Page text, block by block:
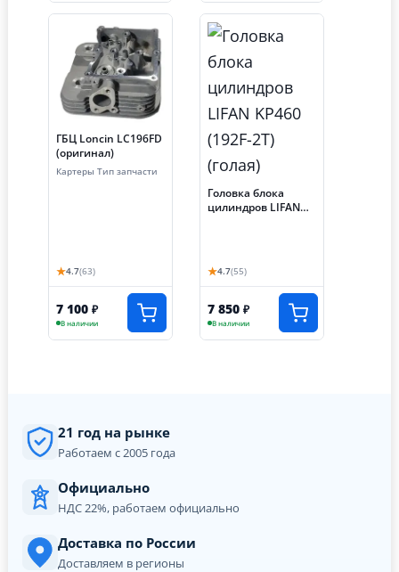
ГБЦ Loncin LC196FD
(оригинал)
Картеры Тип запчасти
★4.7(63)
7 100 ₽
В наличии
Головка блока
цилиндров LIFAN
★4.7(55)
7 850 ₽
В наличии
21 год на рынке
Работаем с 2005 года
Официально
НДС 22%, работаем официально
Доставка по России
Доставляем в регионы